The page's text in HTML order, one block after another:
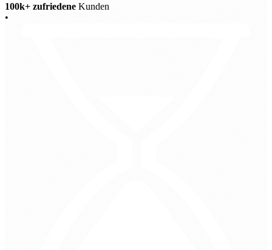
100k+ zufriedene Kunden
•